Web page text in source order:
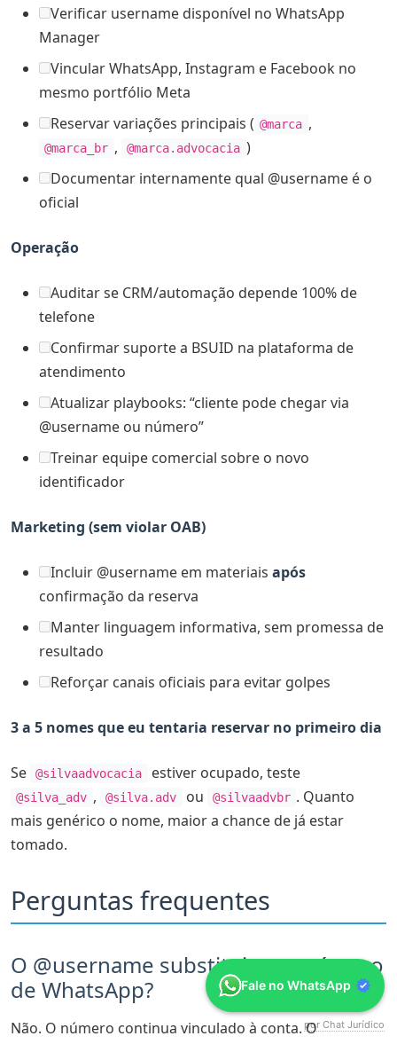
Verificar username disponível no WhatsApp
Manager
Vincular WhatsApp, Instagram e Facebook no
mesmo portfólio Meta
Reservar variações principais ( @marca ,
@marca_br , @marca.advocacia )
Documentar internamente qual @username é o
oficial
Operação
Auditar se CRM/automação depende 100% de
telefone
Confirmar suporte a BSUID na plataforma de
atendimento
Atualizar playbooks: “cliente pode chegar via
@username ou número”
Treinar equipe comercial sobre o novo
identificador
Marketing (sem violar OAB)
Incluir @username em materiais após
confirmação da reserva
Manter linguagem informativa, sem promessa de
resultado
Reforçar canais oficiais para evitar golpes
3 a 5 nomes que eu tentaria reservar no primeiro dia
Se @silvaadvocacia estiver ocupado, teste
@silva_adv , @silva.adv ou @silvaadvbr . Quanto
mais genérico o nome, maior a chance de já estar
tomado.
Perguntas frequentes
O @username substitui meu número
de WhatsApp?
Não. O número continua vinculado à conta. O
Fale no WhatsApp
por Chat Jurídico